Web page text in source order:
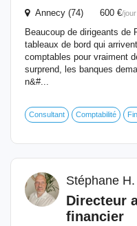
Annecy (74) 600 €/jour
Beaucoup de dirigeants de
tableaux de bord qui
comptables pour vraiment
surprend, les banques
n&#...
Consultant Comptabilité
Stéphane H.
Directeur
financier